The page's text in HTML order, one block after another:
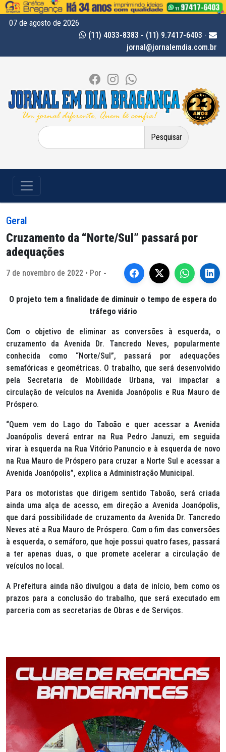
07 de agosto de 2026
(11) 4033-8383 - (11) 9.7417-6403 -
jornal@jornalemdia.com.br
Pesquisar
por:
Geral
Cruzamento da “Norte/Sul” passará por
adequações
7 de novembro de 2022 • Por -
O projeto tem a finalidade de diminuir o tempo de espera do
tráfego viário
Com o objetivo de eliminar as conversões à esquerda, o
cruzamento da Avenida Dr. Tancredo Neves, popularmente
conhecida como “Norte/Sul”, passará por adequações
semafóricas e geométricas. O trabalho, que será desenvolvido
pela Secretaria de Mobilidade Urbana, vai impactar a
circulação de veículos na Avenida Joanópolis e Rua Mauro de
Próspero.
“Quem vem do Lago do Taboão e quer acessar a Avenida
Joanópolis deverá entrar na Rua Pedro Januzi, em seguida
virar à esquerda na Rua Vitório Panuncio e à esquerda de novo
na Rua Mauro de Próspero para cruzar a Norte Sul e acessar a
Avenida Joanópolis”, explica a Administração Municipal.
Para os motoristas que dirigem sentido Taboão, será criada
ainda uma alça de acesso, em direção a Avenida Joanópolis,
que dará possibilidade de cruzamento da Avenida Dr. Tancredo
Neves até a Rua Mauro de Próspero. Com o fim das conversões
à esquerda, o semáforo, que hoje possui quatro fases, passará
a ter apenas duas, o que promete acelerar a circulação de
veículos no local.
A Prefeitura ainda não divulgou a data de início, bem como os
prazos para a conclusão do trabalho, que será executado em
parceria com as secretarias de Obras e de Serviços.